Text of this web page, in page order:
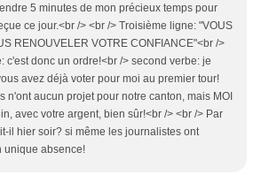
5 minutes de mon précieux temps pour
ce jour.<br /> <br /> Troisième ligne: "VOUS
RENOUVELER VOTRE CONFIANCE"<br />
c'est donc un ordre!<br /> second verbe: je
avez déjà voter pour moi au premier tour!
n'ont aucun projet pour notre canton, mais MOI
avec votre argent, bien sûr!<br /> <br /> Par
il hier soir? si même les journalistes ont
unique absence!